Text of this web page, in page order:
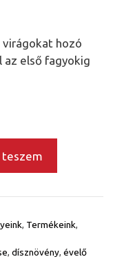
virágokat hozó
az első fagyokig
teszem
, Termékeink,
, dísznövény, évelő